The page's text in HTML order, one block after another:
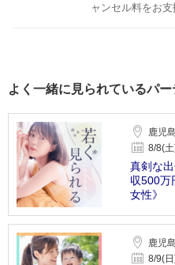
ャンセル料をお支
よく一緒に見られているパー
鹿児
8/8(
真剣な
収500万
女性》
鹿児
8/9(